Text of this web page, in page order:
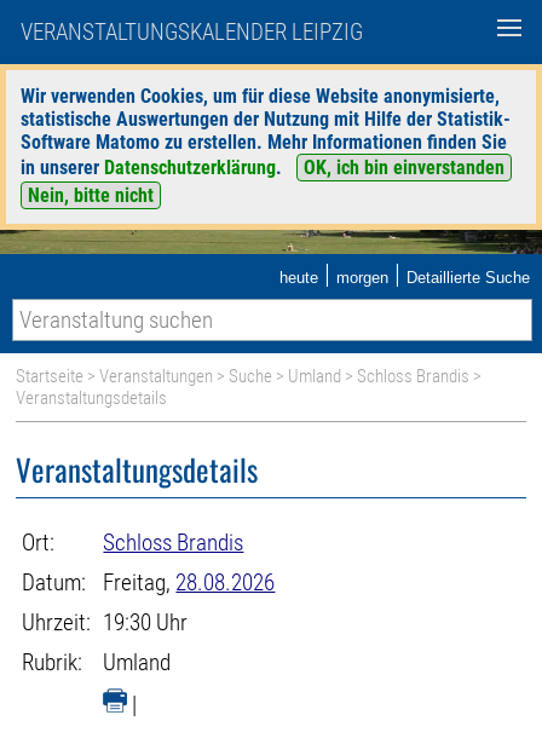
VERANSTALTUNGSKALENDER LEIPZIG
Wir verwenden Cookies, um für diese Website anonymisierte,
statistische Auswertungen der Nutzung mit Hilfe der Statistik-
Software Matomo zu erstellen. Mehr Informationen finden Sie
in unserer Datenschutzerklärung.
OK, ich bin einverstanden
Nein, bitte nicht
heute | morgen | Detaillierte Suche
Startseite >Veranstaltungen > Suche > Umland > Schloss Brandis >
Veranstaltungsdetails
Veranstaltungsdetails
Ort:
Schloss Brandis
Datum:
Freitag, 28.08.2026
Uhrzeit: 19:30 Uhr
Rubrik:
Umland
|